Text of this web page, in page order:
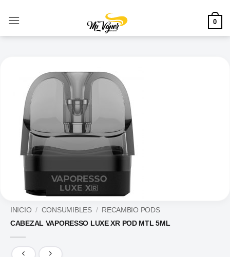
0
INICIO / CONSUMIBLES / RECAMBIO PODS
CABEZAL VAPORESSO LUXE XR POD MTL 5ML